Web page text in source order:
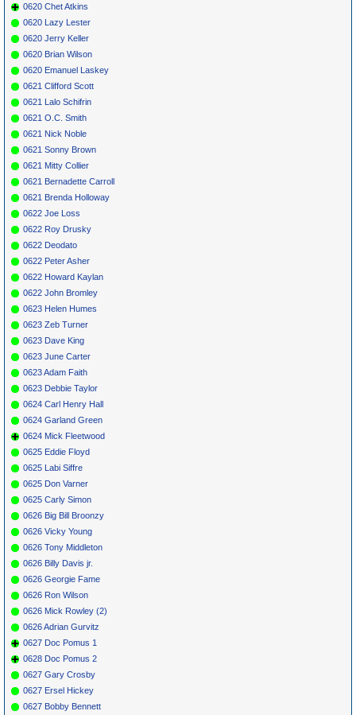
0620 Chet Atkins
0620 Lazy Lester
0620 Jerry Keller
0620 Brian Wilson
0620 Emanuel Laskey
0621 Clifford Scott
0621 Lalo Schifrin
0621 O.C. Smith
0621 Nick Noble
0621 Sonny Brown
0621 Mitty Collier
0621 Bernadette Carroll
0621 Brenda Holloway
0622 Joe Loss
0622 Roy Drusky
0622 Deodato
0622 Peter Asher
0622 Howard Kaylan
0622 John Bromley
0623 Helen Humes
0623 Zeb Turner
0623 Dave King
0623 June Carter
0623 Adam Faith
0623 Debbie Taylor
0624 Carl Henry Hall
0624 Garland Green
0624 Mick Fleetwood
0625 Eddie Floyd
0625 Labi Siffre
0625 Don Varner
0625 Carly Simon
0626 Big Bill Broonzy
0626 Vicky Young
0626 Tony Middleton
0626 Billy Davis jr.
0626 Georgie Fame
0626 Ron Wilson
0626 Mick Rowley (2)
0626 Adrian Gurvitz
0627 Doc Pomus 1
0628 Doc Pomus 2
0627 Gary Crosby
0627 Ersel Hickey
0627 Bobby Bennett